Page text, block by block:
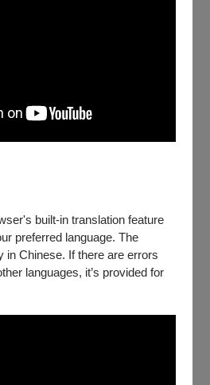
built-in translation feature
preferred language. The
in Chinese. If there are errors
languages, it’s provided for
打擊樂與律動遊戲，讓音樂成為親
共感與合作的美好時光。
時光啦，讓我們起飛到世界各地、
言。
書製作
摺頁書
夾層的三明治書，可以天馬
明治食材。
上？
劇探索之旅！透過暖身互動建立默
受舞台的力量與距離。